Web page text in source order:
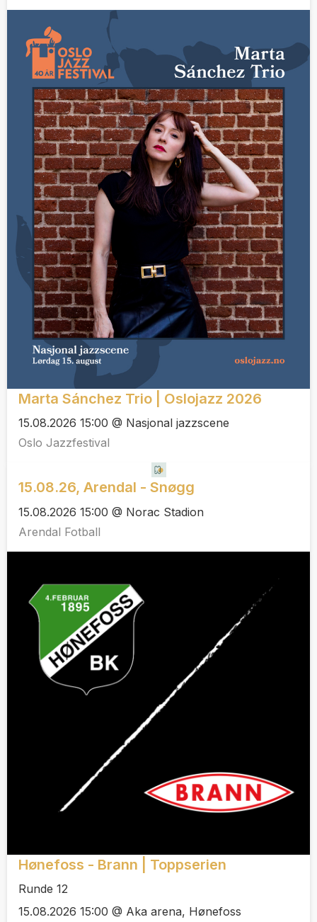
Marta Sánchez Trio | Oslojazz 2026
15.08.2026 15:00 @ Nasjonal jazzscene
Oslo Jazzfestival
15.08.26, Arendal - Snøgg
15.08.2026 15:00 @ Norac Stadion
Arendal Fotball
Hønefoss - Brann | Toppserien
Runde 12
15.08.2026 15:00 @ Aka arena, Hønefoss